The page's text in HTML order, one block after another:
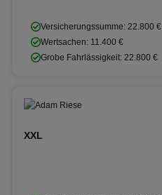
Versicherungssumme: 22.800 €
Wertsachen: 11.400 €
Grobe Fahrlässigkeit: 22.800 €
XXL